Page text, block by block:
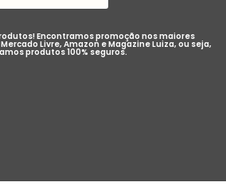
Encontramos promoção nos maiores
Livre, Amazon e Magazine Luiza, ou seja,
produtos 100% seguros.